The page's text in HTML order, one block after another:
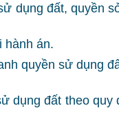
dụng đất, quyền
hành án.
quyền sử dụng
dụng đất theo quy